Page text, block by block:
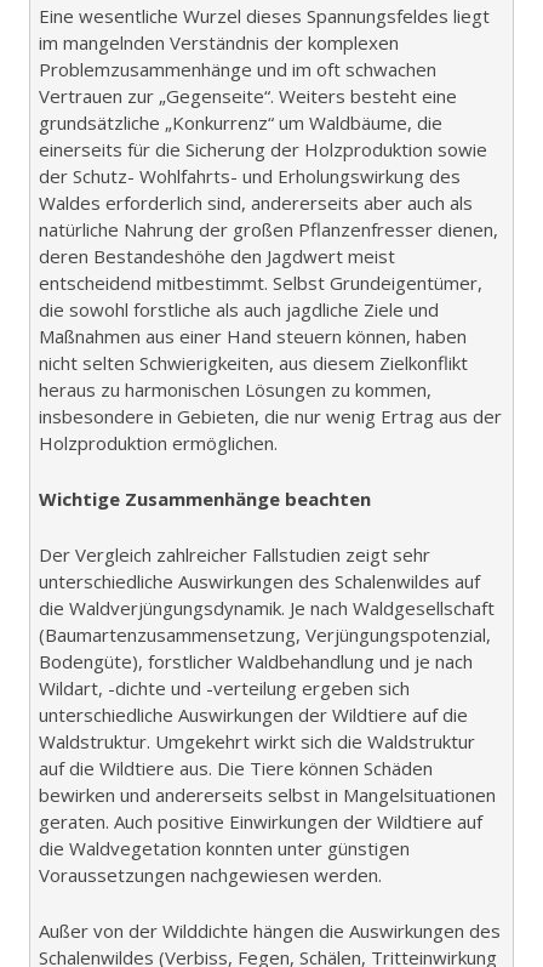
Eine wesentliche Wurzel dieses Spannungsfeldes liegt
im mangelnden Verständnis der komplexen
Problemzusammenhänge und im oft schwachen
Vertrauen zur „Gegenseite“. Weiters besteht eine
grundsätzliche „Konkurrenz“ um Waldbäume, die
einerseits für die Sicherung der Holzproduktion sowie
der Schutz- Wohlfahrts- und Erholungswirkung des
Waldes erforderlich sind, andererseits aber auch als
natürliche Nahrung der großen Pflanzenfresser dienen,
deren Bestandeshöhe den Jagdwert meist
entscheidend mitbestimmt. Selbst Grundeigentümer,
die sowohl forstliche als auch jagdliche Ziele und
Maßnahmen aus einer Hand steuern können, haben
nicht selten Schwierigkeiten, aus diesem Zielkonflikt
heraus zu harmonischen Lösungen zu kommen,
insbesondere in Gebieten, die nur wenig Ertrag aus der
Holzproduktion ermöglichen.
Wichtige Zusammenhänge beachten
Der Vergleich zahlreicher Fallstudien zeigt sehr
unterschiedliche Auswirkungen des Schalenwildes auf
die Waldverjüngungsdynamik. Je nach Waldgesellschaft
(Baumartenzusammensetzung, Verjüngungspotenzial,
Bodengüte), forstlicher Waldbehandlung und je nach
Wildart, -dichte und -verteilung ergeben sich
unterschiedliche Auswirkungen der Wildtiere auf die
Waldstruktur. Umgekehrt wirkt sich die Waldstruktur
auf die Wildtiere aus. Die Tiere können Schäden
bewirken und andererseits selbst in Mangelsituationen
geraten. Auch positive Einwirkungen der Wildtiere auf
die Waldvegetation konnten unter günstigen
Voraussetzungen nachgewiesen werden.
Außer von der Wilddichte hängen die Auswirkungen des
Schalenwildes (Verbiss, Fegen, Schälen, Tritteinwirkung